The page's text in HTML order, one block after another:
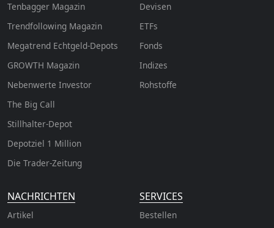
Tenbagger Magazin
Trendfollowing Magazin
Megatrend Echtgeld-Depots
GROWTH Magazin
Nebenwerte Investor
The Big Call
Stillhalter-Depot
Depotziel 1 Million
Die Trader-Zeitung
Devisen
ETFs
Fonds
Indizes
Rohstoffe
NACHRICHTEN
Artikel
SERVICES
Bestellen